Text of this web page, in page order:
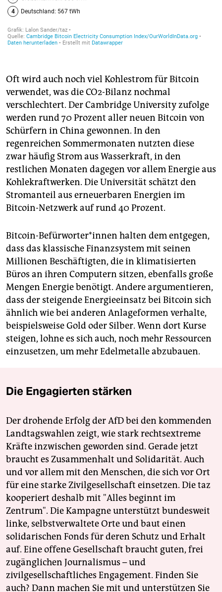
Oft wird auch noch viel Kohlestrom für Bitcoin
verwendet, was die CO2-Bilanz nochmal
verschlechtert. Der Cambridge University zufolge
werden rund 70 Prozent aller neuen Bitcoin von
Schürfern in China gewonnen. In den
regenreichen Sommermonaten nutzten diese
zwar häufig Strom aus Wasserkraft, in den
restlichen Monaten dagegen vor allem Energie aus
Kohlekraftwerken. Die Universität schätzt den
Stromanteil aus erneuerbaren Energien im
Bitcoin-Netzwerk auf rund 40 Prozent.
Bitcoin-Befürworter*innen halten dem entgegen,
dass das klassische Finanzsystem mit seinen
Millionen Beschäftigten, die in klimatisierten
Büros an ihren Computern sitzen, ebenfalls große
Mengen Energie benötigt. Andere argumentieren,
dass der steigende Energieeinsatz bei Bitcoin sich
ähnlich wie bei anderen Anlageformen verhalte,
beispielsweise Gold oder Silber. Wenn dort Kurse
steigen, lohne es sich auch, noch mehr Ressourcen
einzusetzen, um mehr Edelmetalle abzubauen.
Die Engagierten stärken
Der drohende Erfolg der AfD bei den kommenden
Landtagswahlen zeigt, wie stark rechtsextreme
Kräfte inzwischen geworden sind. Gerade jetzt
braucht es Zusammenhalt und Solidarität. Auch
und vor allem mit den Menschen, die sich vor Ort
für eine starke Zivilgesellschaft einsetzen. Die taz
kooperiert deshalb mit "Alles beginnt im
Zentrum". Die Kampagne unterstützt bundesweit
linke, selbstverwaltete Orte und baut einen
solidarischen Fonds für deren Schutz und Erhalt
auf. Eine offene Gesellschaft braucht guten, frei
zugänglichen Journalismus – und
zivilgesellschaftliches Engagement. Finden Sie
auch? Dann machen Sie mit und unterstützen Sie